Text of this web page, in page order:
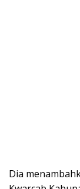
Dia